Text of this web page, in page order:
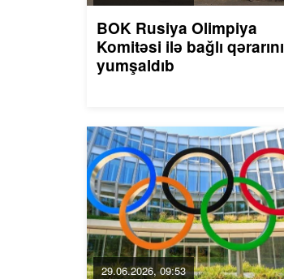
BOK Rusiya Olimpiya
Komitəsi ilə bağlı qərarını
yumşaldıb
29.06.2026, 09:53